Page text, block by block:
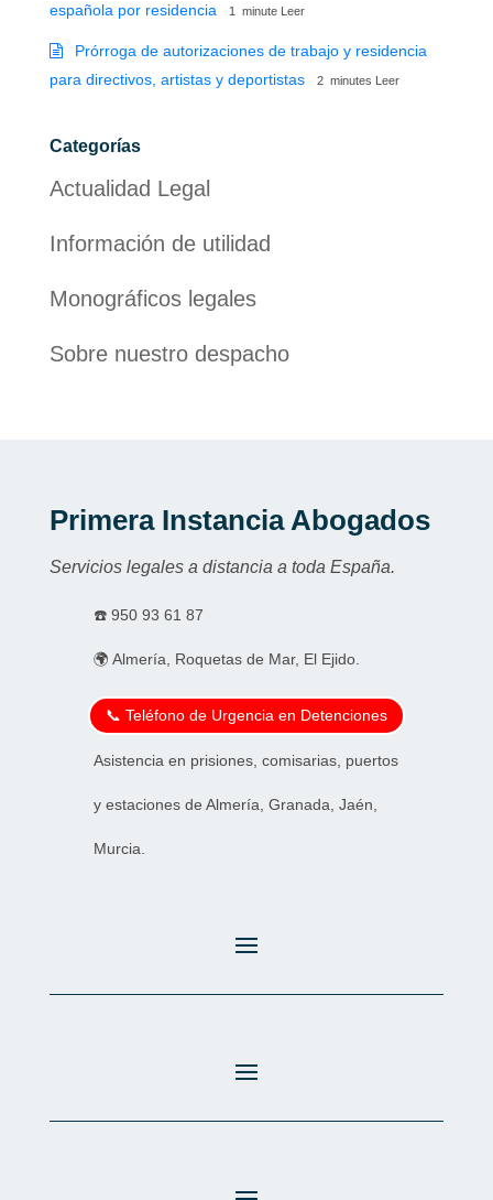
española por residencia
1 minute Leer
Prórroga de autorizaciones de trabajo y residencia
para directivos, artistas y deportistas
2 minutes Leer
Categorías
Actualidad Legal
Información de utilidad
Monográficos legales
Sobre nuestro despacho
Primera Instancia Abogados
Servicios legales a distancia a toda España.
☎️ 950 93 61 87
🌍 Almería, Roquetas de Mar, El Ejido.
📞 Teléfono de Urgencia en Detenciones
Asistencia en prisiones, comisarias, puertos
y estaciones de Almería, Granada, Jaén,
Murcia.